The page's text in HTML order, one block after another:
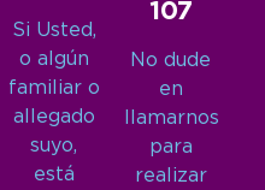
Si Usted,
o algún
familiar o
allegado
suyo,
está
107
No dude
en
llamarnos
para
realizar